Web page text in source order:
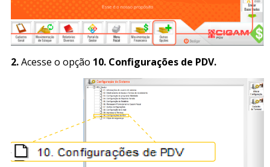
2.Acesse o opção 10. Configurações de PDV.